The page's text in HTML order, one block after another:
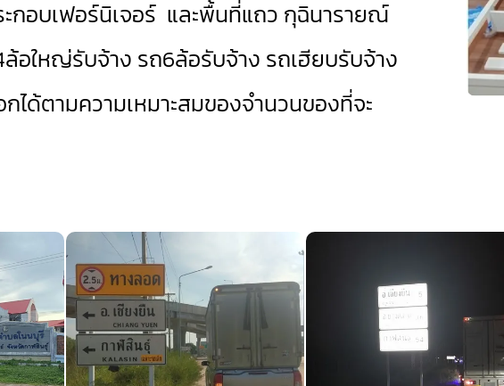
กอบเฟอร์นิเจอร์ และพื้นที่แถว กุฉินารายณ์
อใหญ่รับจ้าง รถ6ล้อรับจ้าง รถเฮียบรับจ้าง
ได้ตามความเหมาะสมของจำนวนของที่จะ